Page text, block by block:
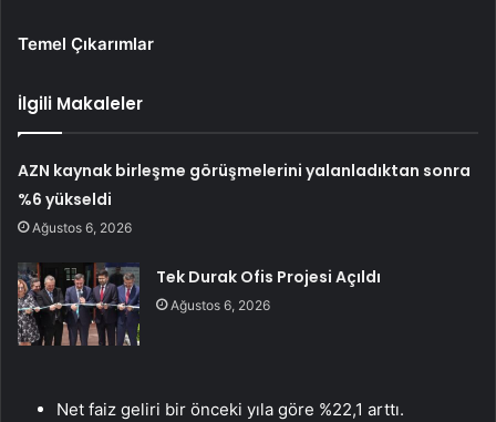
Temel Çıkarımlar
İlgili Makaleler
AZN kaynak birleşme görüşmelerini yalanladıktan sonra
%6 yükseldi
Ağustos 6, 2026
Tek Durak Ofis Projesi Açıldı
Ağustos 6, 2026
Net faiz geliri bir önceki yıla göre %22,1 arttı.